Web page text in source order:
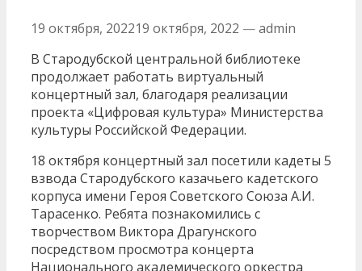
19 октября, 202219 октября, 2022 —admin
В Стародубской центральной библиотеке
продолжает работать виртуальный
концертный зал, благодаря реализации
проекта «Цифровая культура» Министерства
культуры Российской Федерации.
18 октября концертный зал посетили кадеты 5
взвода Стародубского казачьего кадетского
корпуса имени Героя Советского Союза А.И.
Тарасенко. Ребята познакомились с
творчеством Виктора Драгунского
посредством просмотра концерта
Национального академического оркестра